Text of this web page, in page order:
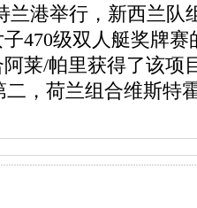
兰港举行，新西兰队
470级双人艇奖牌
莱/帕里获得了该项
二，荷兰组合维斯特